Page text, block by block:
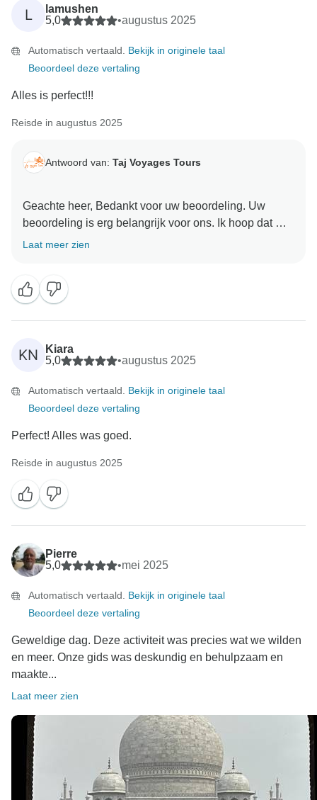
L
lamushen
5,0
•augustus 2025
Automatisch vertaald. Bekijk in originele taal
Beoordeel deze vertaling
Alles is perfect!!!
Reisde in augustus 2025
Antwoord van: Taj Voyages Tours
Geachte heer, Bedankt voor uw beoordeling. Uw
beoordeling is erg belangrijk voor ons. Ik hoop dat we
aanbevelingen krijgen. Hartelijk dank dat u voor ons
Laat meer zien
KN
Kiara
5,0
•augustus 2025
Automatisch vertaald. Bekijk in originele taal
Beoordeel deze vertaling
Perfect! Alles was goed.
Reisde in augustus 2025
Pierre
5,0
•mei 2025
Automatisch vertaald. Bekijk in originele taal
Beoordeel deze vertaling
Geweldige dag. Deze activiteit was precies wat we wilden
en meer. Onze gids was deskundig en behulpzaam en
maakte...
Laat meer zien